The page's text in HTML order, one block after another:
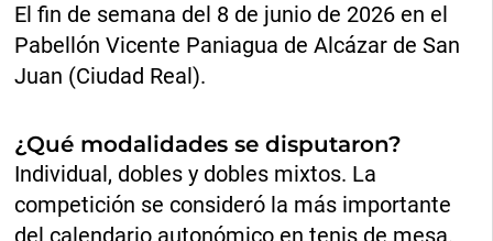
El fin de semana del 8 de junio de 2026 en el
Pabellón Vicente Paniagua de Alcázar de San
Juan (Ciudad Real).
¿Qué modalidades se disputaron?
Individual, dobles y dobles mixtos. La
competición se consideró la más importante